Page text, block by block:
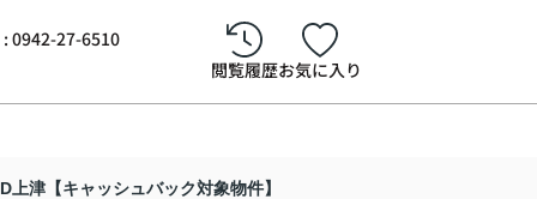
0942-27-6510
閲覧履歴お気に入り
上津【キャッシュバック対象物件】